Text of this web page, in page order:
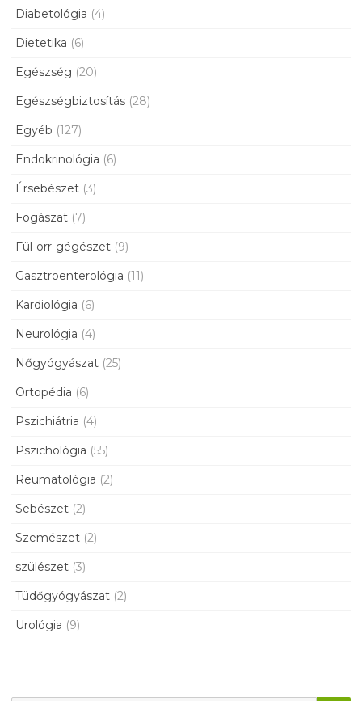
Diabetológia (4)
Dietetika (6)
Egészség (20)
Egészségbiztosítás (28)
Egyéb (127)
Endokrinológia (6)
Érsebészet (3)
Fogászat (7)
Fül-orr-gégészet (9)
Gasztroenterológia (11)
Kardiológia (6)
Neurológia (4)
Nőgyógyászat (25)
Ortopédia (6)
Pszichiátria (4)
Pszichológia (55)
Reumatológia (2)
Sebészet (2)
Szemészet (2)
szülészet (3)
Tüdőgyógyászat (2)
Urológia (9)